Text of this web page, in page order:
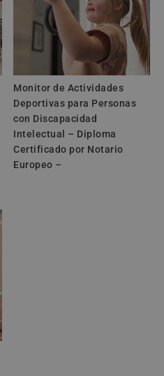
Monitor de Actividades
Deportivas para Personas
con Discapacidad
Intelectual – Diploma
Certificado por Notario
Europeo –